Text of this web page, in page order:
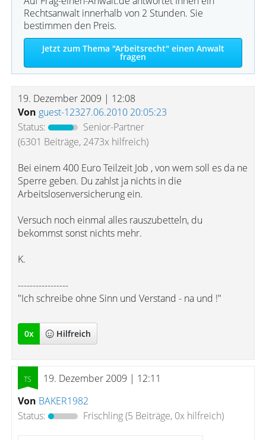
Rechtsanwalt innerhalb von 2 Stunden. Sie
bestimmen den Preis.
Jetzt zum Thema "Arbeitsrecht" einen Anwalt
fragen
19. Dezember 2009 | 12:08
Von guest-12327.06.2010 20:05:23
Status:
Senior-Partner
(6301 Beiträge, 2473x hilfreich)
Bei einem 400 Euro Teilzeit Job , von wem soll es da ne
Sperre geben. Du zahlst ja nichts in die
Arbeitslosenversicherung ein.
Versuch noch einmal alles rauszubetteln, du
bekommst sonst nichts mehr.
K.
-----------------
"Ich schreibe ohne Sinn und Verstand - na und !"
0x Hilfreich
19. Dezember 2009 | 12:11
Von BAKER1982
Status:
Frischling(5 Beiträge, 0x hilfreich)